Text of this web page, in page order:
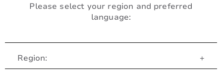
Please select your region and preferred
language:
Region: +
Service Client